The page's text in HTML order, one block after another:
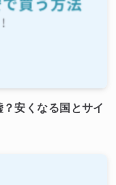
安くなる国とサイ